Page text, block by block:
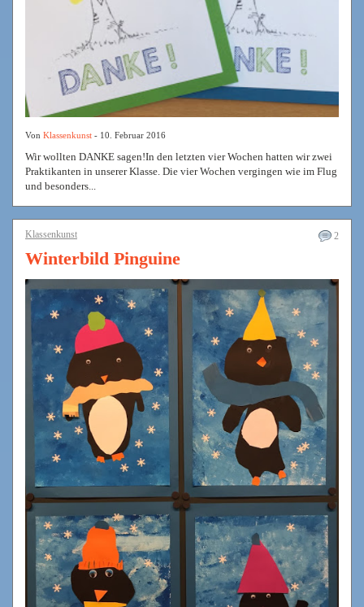
Von Klassenkunst - 10. Februar 2016
Wir wollten DANKE sagen!In den letzten vier Wochen hatten wir zwei
Praktikanten in unserer Klasse. Die vier Wochen vergingen wie im Flug
und besonders...
2
Klassenkunst
Winterbild Pinguine